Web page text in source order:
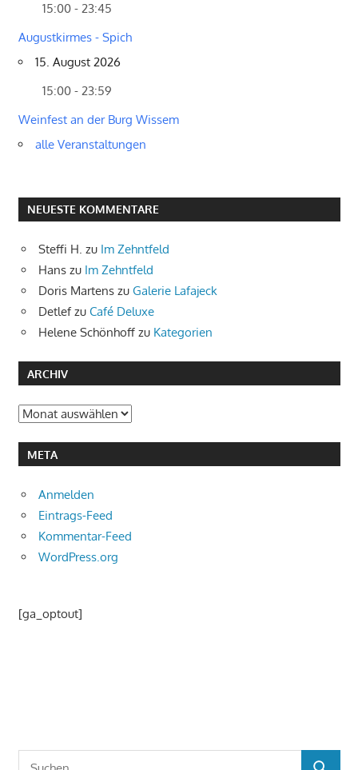
15:00 - 23:45
Augustkirmes - Spich
15. August 2026
15:00 - 23:59
Weinfest an der Burg Wissem
alle Veranstaltungen
NEUESTE KOMMENTARE
Steffi H. zu Im Zehntfeld
Hans zu Im Zehntfeld
Doris Martens zu Galerie Lafajeck
Detlefzu Café Deluxe
Helene Schönhoff zu Kategorien
ARCHIV
Archiv
META
Anmelden
Eintrags-Feed
Kommentar-Feed
WordPress.org
[ga_optout]